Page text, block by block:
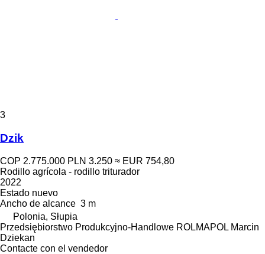
3
Dzik
COP 2.775.000 PLN 3.250 ≈ EUR 754,80
Rodillo agrícola - rodillo triturador
2022
Estado nuevo
Ancho de alcance 3 m
Polonia, Słupia
Przedsiębiorstwo Produkcyjno-Handlowe ROLMAPOL Marcin
Dziekan
Contacte con el vendedor